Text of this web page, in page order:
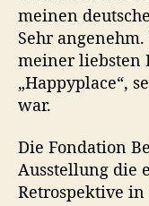
meinen
Sehr
meiner liebsten
„Happyplace“,
war.
Die Fondation
Ausstellung die
Retrospektive